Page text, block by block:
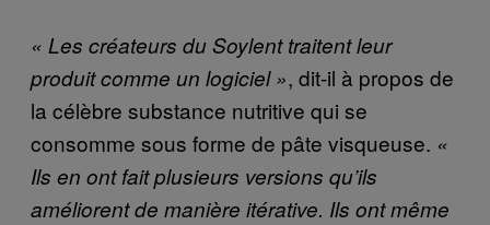
« Les créateurs du Soylent traitent leur
produit comme un logiciel », dit-il à propos de
la célèbre substance nutritive qui se
consomme sous forme de pâte visqueuse. «
Ils en ont fait plusieurs versions qu’ils
améliorent de manière itérative. Ils ont même